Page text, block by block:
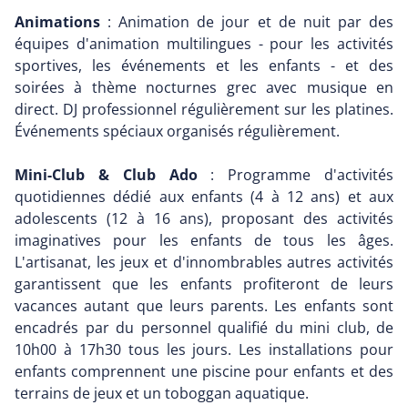
Animations : Animation de jour et de nuit par des
équipes d'animation multilingues - pour les activités
sportives, les événements et les enfants - et des
soirées à thème nocturnes grec avec musique en
direct. DJ professionnel régulièrement sur les platines.
Événements spéciaux organisés régulièrement.
Mini-Club & Club Ado: Programme d'activités
quotidiennes dédié aux enfants (4 à 12 ans) et aux
adolescents (12 à 16 ans), proposant des activités
imaginatives pour les enfants de tous les âges.
L'artisanat, les jeux et d'innombrables autres activités
garantissent que les enfants profiteront de leurs
vacances autant que leurs parents. Les enfants sont
encadrés par du personnel qualifié du mini club, de
10h00 à 17h30 tous les jours. Les installations pour
enfants comprennent une piscine pour enfants et des
terrains de jeux et un toboggan aquatique.